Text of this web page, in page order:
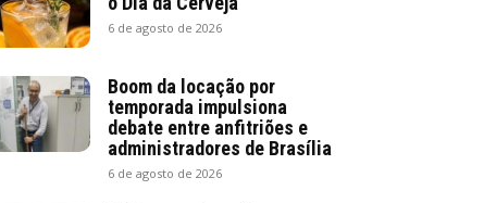
6 de agosto de 2026
Boom da locação por
temporada impulsiona
debate entre anfitriões e
administradores de Brasília
6 de agosto de 2026